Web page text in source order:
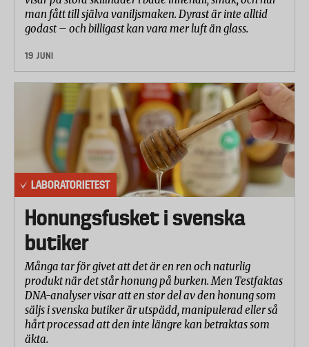
man fått till själva vaniljsmaken. Dyrast är inte alltid
godast – och billigast kan vara mer luft än glass.
19 JUNI
LABORATORIETEST
Honungsfusket i svenska
butiker
Många tar för givet att det är en ren och naturlig
produkt när det står honung på burken. Men Testfaktas
DNA-analyser visar att en stor del av den honung som
säljs i svenska butiker är utspädd, manipulerad eller så
hårt processad att den inte längre kan betraktas som
äkta.